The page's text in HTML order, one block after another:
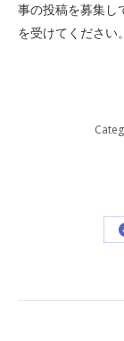
事の投稿を募集し
を受けてください。